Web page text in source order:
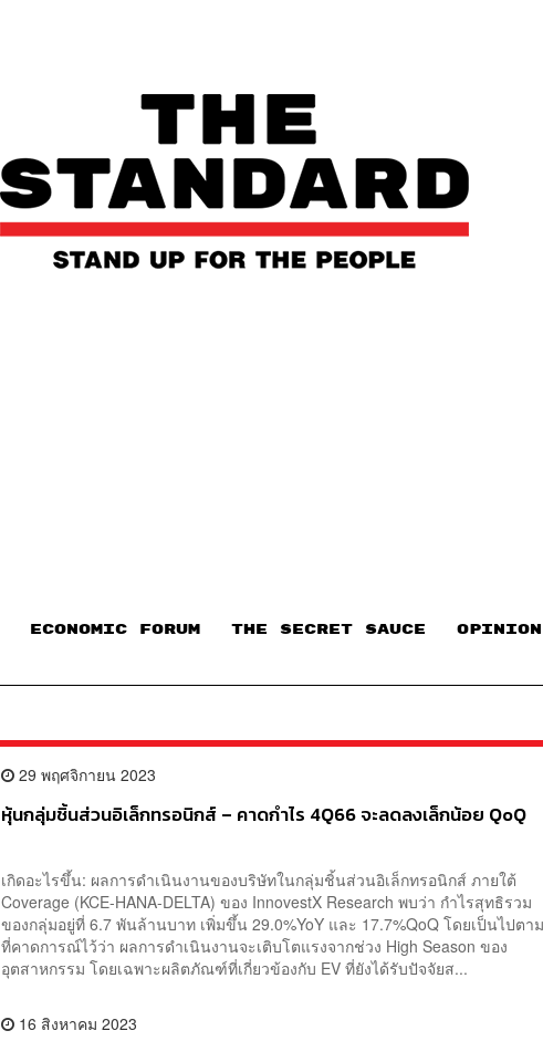
ECONOMIC FORUM THE SECRET SAUCE​ OPINION
29 พฤศจิกายน 2023
หุ้นกลุ่มชิ้นส่วนอิเล็กทรอนิกส์ – คาดกำไร 4Q66 จะลดลงเล็กน้อย QoQ
เกิดอะไรขึ้น: ผลการดำเนินงานของบริษัทในกลุ่มชิ้นส่วนอิเล็กทรอนิกส์ ภายใต้
Coverage (KCE-HANA-DELTA) ของ InnovestX Research พบว่า กำไรสุทธิรวม
ของกลุ่มอยู่ที่ 6.7 พันล้านบาท เพิ่มขึ้น 29.0%YoY และ 17.7%QoQ โดยเป็นไปตาม
ที่คาดการณ์ไว้ว่า ผลการดำเนินงานจะเติบโตแรงจากช่วง High Season ของ
อุตสาหกรรม โดยเฉพาะผลิตภัณฑ์ที่เกี่ยวข้องกับ EV ที่ยังได้รับปัจจัยส...
16 สิงหาคม 2023